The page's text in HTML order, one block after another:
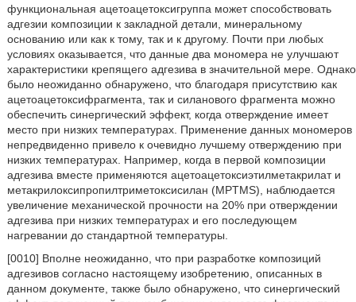
функциональная ацетоацетоксигруппа может способствовать
адгезии композиции к закладной детали, минеральному
основанию или как к тому, так и к другому. Почти при любых
условиях оказывается, что данные два мономера не улучшают
характеристики крепящего адгезива в значительной мере. Однако
было неожиданно обнаружено, что благодаря присутствию как
ацетоацетоксифрагмента, так и силанового фрагмента можно
обеспечить синергический эффект, когда отверждение имеет
место при низких температурах. Применение данных мономеров
непредвиденно привело к очевидно лучшему отверждению при
низких температурах. Например, когда в первой композиции
адгезива вместе применяются ацетоацетоксиэтилметакрилат и
метакрилоксипропилтриметоксисилан (MPTMS), наблюдается
увеличение механической прочности на 20% при отверждении
адгезива при низких температурах и его последующем
нагревании до стандартной температуры.
[0010] Вполне неожиданно, что при разработке композиций
адгезивов согласно настоящему изобретению, описанных в
данном документе, также было обнаружено, что синергический